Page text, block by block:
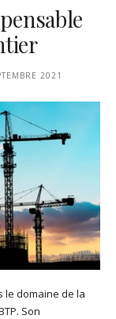
2021
le domaine de la
Son